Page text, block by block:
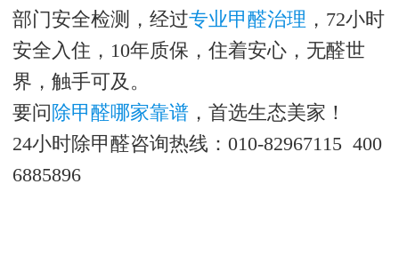
部门安全检测，经过专业甲醛治理 ，72小时
安全入住，10年质保，住着安心，无醛世
界，触手可及。
要问除甲醛哪家靠谱 ，首选生态美家！
24小时除甲醛咨询热线：010-82967115 400
6885896